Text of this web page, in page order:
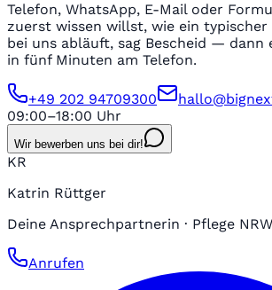
Telefon, WhatsApp, E-Mail oder
zuerst wissen willst, wie ein
bei uns abläuft, sag Bescheid — dann
in fünf Minuten am Telefon.
+49 202 94709300
09:00–18:00 Uhr
Wir bewerben uns bei dir!
KR
Katrin Rüttger
Deine Ansprechpartnerin · Pflege NRW
Anrufen